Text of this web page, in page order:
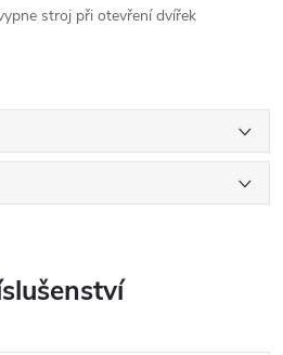
stroj při otevření dvířek